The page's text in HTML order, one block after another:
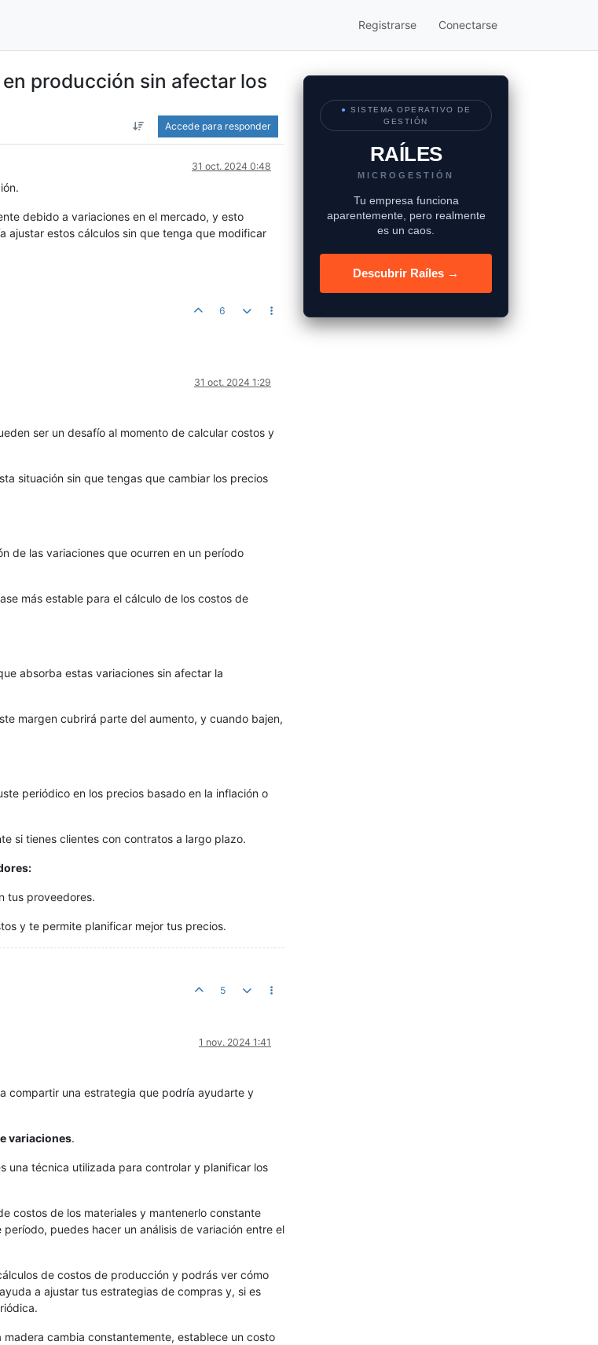
Registrarse Conectarse
producción sin afectar los
Accede para responder
31 oct. 2024 0:48
debido a variaciones en el mercado, y esto
ajustar estos cálculos sin que tenga que modificar
6
31 oct. 2024 1:29
ser un desafío al momento de calcular costos y
situación sin que tengas que cambiar los precios
de las variaciones que ocurren en un período
más estable para el cálculo de los costos de
absorba estas variaciones sin afectar la
margen cubrirá parte del aumento, y cuando bajen,
periódico en los precios basado en la inflación o
si tienes clientes con contratos a largo plazo.
tus proveedores.
y te permite planificar mejor tus precios.
5
1 nov. 2024 1:41
compartir una estrategia que podría ayudarte y
variaciones.
una técnica utilizada para controlar y planificar los
costos de los materiales y mantenerlo constante
puedes hacer un análisis de variación entre el
de costos de producción y podrás ver cómo
a ajustar tus estrategias de compras y, si es
cambia constantemente, establece un costo
●
SISTEMA OPERATIVO DE
GESTIÓN
RAÍLES
MICROGESTIÓN
Tu empresa funciona
aparentemente, pero realmente
es un caos.
Descubrir Raíles →